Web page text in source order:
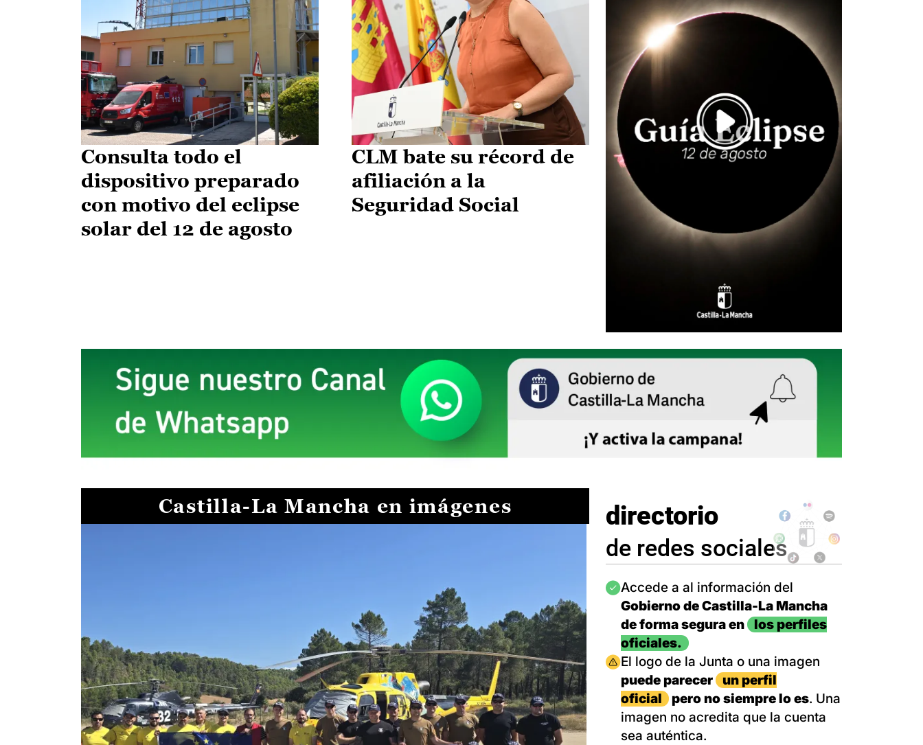
Consulta todo el
dispositivo preparado
con motivo del eclipse
solar del 12 de agosto
CLM bate su récord de
afiliación a la
Seguridad Social
Castilla-La Mancha en imágenes directorio
de redes sociales
Imagen
Accede a al información del
Gobierno de Castilla-La Mancha
de forma segura en
los perfiles
oficiales.
Imagen
El logo de la Junta o una imagen
puede parecer
un perfil
oficial
pero no siempre lo es. Una
imagen no acredita que la cuenta
sea auténtica.